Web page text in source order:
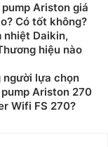
Ariston giá
Có tốt không?
nhiệt Daikin,
hiệu nào
người lựa chọn
Ariston 270
Wifi FS 270?